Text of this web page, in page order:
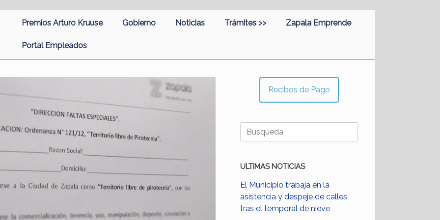
Premios Arturo Kruuse Gobierno Noticias Trámites >> Zapala Emprende
Portal Empleados
Recibos de Pago
Buscar:
ULTIMAS NOTICIAS
El Municipio trabaja en la
asistencia y despeje de calles
tras el temporal de nieve